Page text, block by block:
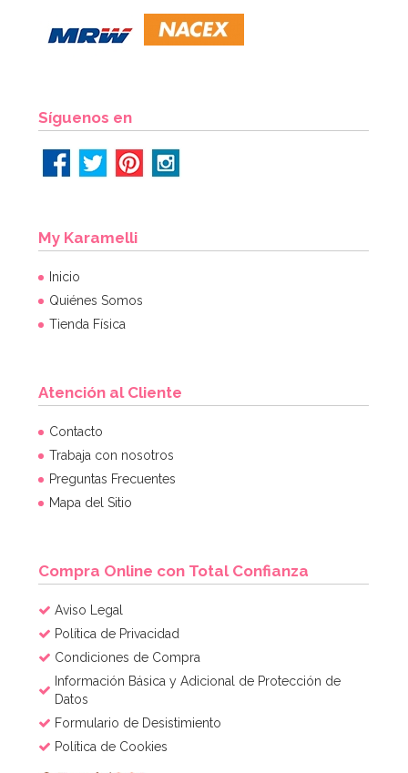
Síguenos en
My Karamelli
Inicio
Quiénes Somos
Tienda Física
Atención al Cliente
Contacto
Trabaja con nosotros
Preguntas Frecuentes
Mapa del Sitio
Compra Online con Total Confianza
Aviso Legal
Política de Privacidad
Condiciones de Compra
Información Básica y Adicional de Protección de
Datos
Formulario de Desistimiento
Política de Cookies